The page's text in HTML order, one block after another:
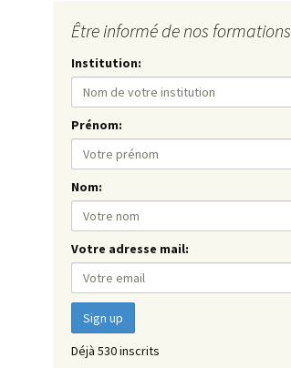
Être informé de nos formations
Institution:
Prénom:
Nom:
Votre adresse mail:
Déjà 530 inscrits